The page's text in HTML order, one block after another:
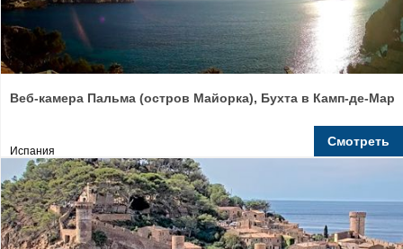
Веб-камера Пальма (остров Майорка), Бухта в Камп-де-Мар
Испания
Смотреть